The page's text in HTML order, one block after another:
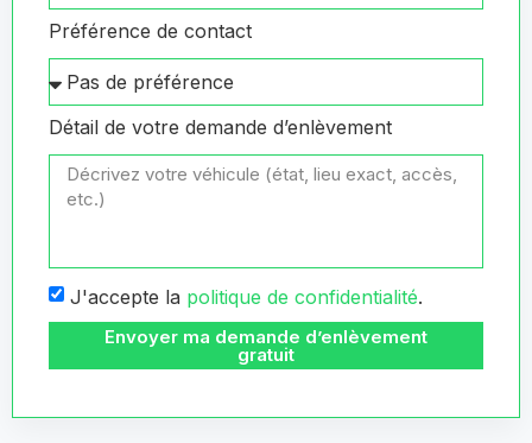
Préférence de contact
Détail de votre demande d’enlèvement
J'accepte la politique de confidentialité.
Envoyer ma demande d’enlèvement
gratuit